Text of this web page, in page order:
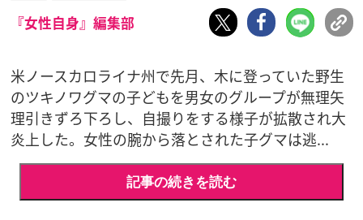
『女性自身』編集部
米ノースカロライナ州で先月、木に登っていた野生
のツキノワグマの子どもを男女のグループが無理矢
理引きずろ下ろし、自撮りをする様子が拡散され大
炎上した。女性の腕から落とされた子グマは逃...
記事の続きを読む